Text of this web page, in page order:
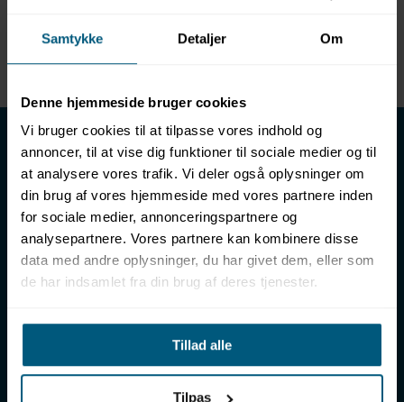
Samtykke Detaljer Om
Denne hjemmeside bruger cookies
Vi bruger cookies til at tilpasse vores indhold og
annoncer, til at vise dig funktioner til sociale medier og til
at analysere vores trafik. Vi deler også oplysninger om
din brug af vores hjemmeside med vores partnere inden
for sociale medier, annonceringspartnere og
analysepartnere. Vores partnere kan kombinere disse
data med andre oplysninger, du har givet dem, eller som
de har indsamlet fra din brug af deres tjenester.
Tillad alle
Tilpas
Enhed
LML SPORT - Alt til vand
LML SPORT er en engrosforhandler af alt til vand. Vores
sortiment omfatter f.eks. badetøj, svømmeudstyr, udstyr til
vandleg og vandsport, vandbehandling og teknik samt inventar
til vådrum, sauna & spa. Vores kunder er bl.a. svømmehaller,
badelande, friluftsbade, campingpladser, feriecentre,
idrætshaller og skoler. Vælg os som din leverandør, fordi vi har
over 50 års erfaring i branchen og tilbyder den højeste
info@lml-sport.dk